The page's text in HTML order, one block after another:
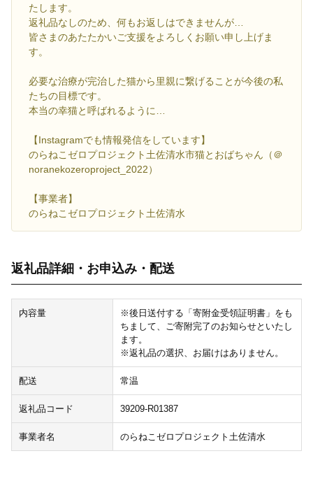
たします。
返礼品なしのため、何もお返しはできませんが…
皆さまのあたたかいご支援をよろしくお願い申し上げま
す。
必要な治療が完治した猫から里親に繋げることが今後の私
たちの目標です。
本当の幸猫と呼ばれるように…
【Instagramでも情報発信をしています】
のらねこゼロプロジェクト土佐清水市猫とおばちゃん（＠
noranekozeroproject_2022）
【事業者】
のらねこゼロプロジェクト土佐清水
返礼品詳細・お申込み・配送
内容量
※後日送付する「寄附金受領証明書」をも
ちまして、ご寄附完了のお知らせといたし
ます。
※返礼品の選択、お届けはありません。
配送 常温
返礼品コード 39209-R01387
事業者名 のらねこゼロプロジェクト土佐清水